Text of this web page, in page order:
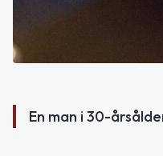
En man i 30-